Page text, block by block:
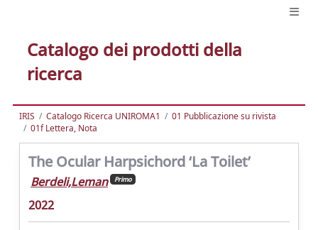
Catalogo dei prodotti della
ricerca
IRIS Catalogo Ricerca UNIROMA1
01 Pubblicazione su rivista
01f Lettera, Nota
The Ocular Harpsichord ‘La Toilet’
Berdeli,Leman Primo
2022